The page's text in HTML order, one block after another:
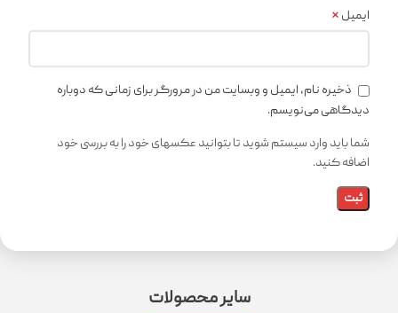
ایمیل *
ذخیره نام، ایمیل و وبسایت من در مرورگر برای زمانی که دوباره
دیدگاهی می‌نویسم.
شما باید وارد سیستم شوید تا بتوانید عکسهای خود را به بررسی خود
اضافه کنید.
سایر محصولات